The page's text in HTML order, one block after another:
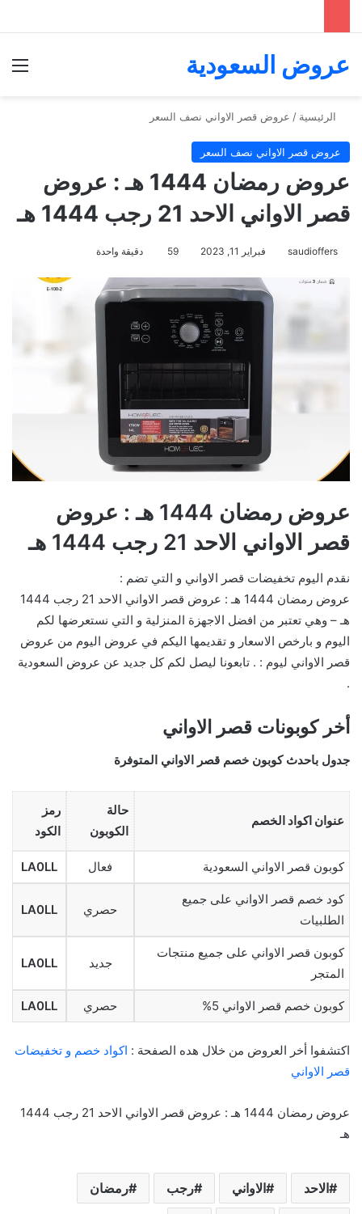
عروض السعودية
الرئيسية / عروض قصر الاواني نصف السعر
عروض قصر الاواني نصف السعر
عروض رمضان 1444 هـ : عروض
قصر الاواني الاحد 21 رجب 1444 هـ
saudioffers فبراير 11, 2023 59 دقيقة واحدة
عروض رمضان 1444 هـ : عروض
قصر الاواني الاحد 21 رجب 1444 هـ
نقدم اليوم تخفيضات قصر الاواني و التي تضم :
عروض رمضان 1444 هـ : عروض قصر الاواني الاحد 21 رجب 1444
هـ – وهي تعتبر من افضل الاجهزة المنزلية و التي نستعرضها لكم
اليوم و بارخص الاسعار و تقديمها اليكم في عروض اليوم من عروض
قصر الاواني ليوم : . تابعونا ليصل لكم كل جديد عن عروض السعودية
.
أخر كوبونات قصر الاواني
جدول باحدث كوبون خصم قصر الاواني المتوفرة
عنوان اكواد الخصم
حالة
الكوبون
رمز
الكود
كوبون قصر الاواني السعودية فعال LA0LL
كود خصم قصر الاواني على جميع
الطلبيات
حصري LA0LL
كوبون قصر الاواني على جميع منتجات
المتجر
جديد LA0LL
كوبون خصم قصر الاواني 5% حصري LA0LL
اكتشفوا أخر العروض من خلال هده الصفحة : اكواد خصم و تخفيضات
قصر الاواني
عروض رمضان 1444 هـ : عروض قصر الاواني الاحد 21 رجب 1444
هـ
الاحد الاواني رجب رمضان